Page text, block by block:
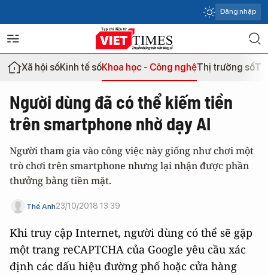
Đăng nhập
Xã hội sốKinh tế sốKhoa học - Công nghệThị trường số
Người dùng đã có thể kiếm tiền
trên smartphone nhờ dạy AI
Người tham gia vào công việc này giống như chơi một
trò chơi trên smartphone nhưng lại nhận được phần
thưởng bằng tiền mặt.
Thế Anh23/10/2018 13:39
Khi truy cập Internet, người dùng có thể sẽ gặp
một trang reCAPTCHA của Google yêu cầu xác
định các dấu hiệu đường phố hoặc cửa hàng